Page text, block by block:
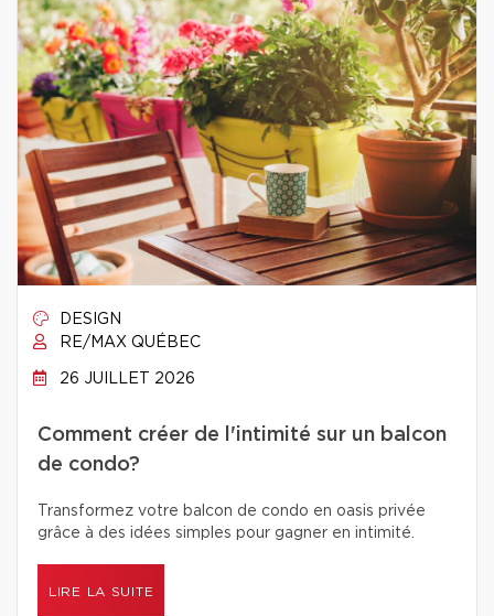
DESIGN
RE/MAX QUÉBEC
26 JUILLET 2026
Comment créer de l'intimité sur un balcon
de condo?
Transformez votre balcon de condo en oasis privée
grâce à des idées simples pour gagner en intimité.
LIRE LA SUITE